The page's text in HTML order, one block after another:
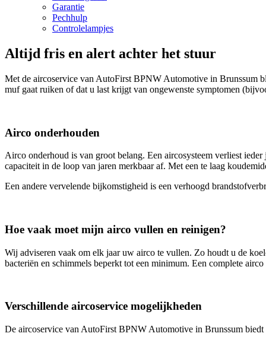
Garantie
Pechhulp
Controlelampjes
Altijd fris en alert achter het stuur
Met de aircoservice van AutoFirst BPNW Automotive in Brunssum
muf gaat ruiken of dat u last krijgt van ongewenste symptomen
Airco onderhouden
Airco onderhoud is van groot belang. Een aircosysteem verliest
capaciteit in de loop van jaren merkbaar af. Met een te laag
Een andere vervelende bijkomstigheid is een verhoogd
Hoe vaak moet mijn airco vullen en reinigen?
Wij adviseren vaak om elk jaar uw airco te vullen. Zo houdt u de
bacteriën en schimmels beperkt tot een minimum. Een complete
Verschillende aircoservice mogelijkheden
De aircoservice van AutoFirst BPNW Automotive in Brunssum